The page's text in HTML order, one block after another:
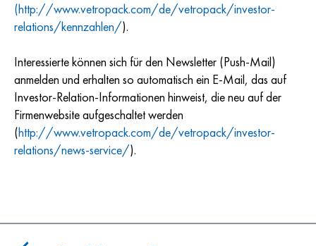
(http://www.vetropack.com/de/vetropack/investor-
relations/kennzahlen/).
Interessierte können sich für den Newsletter (Push-Mail)
anmelden und erhalten so automatisch ein E-Mail, das auf
Investor-Relation-Informationen hinweist, die neu auf der
Firmenwebsite aufgeschaltet werden
(http://www.vetropack.com/de/vetropack/investor-
relations/news-service/).